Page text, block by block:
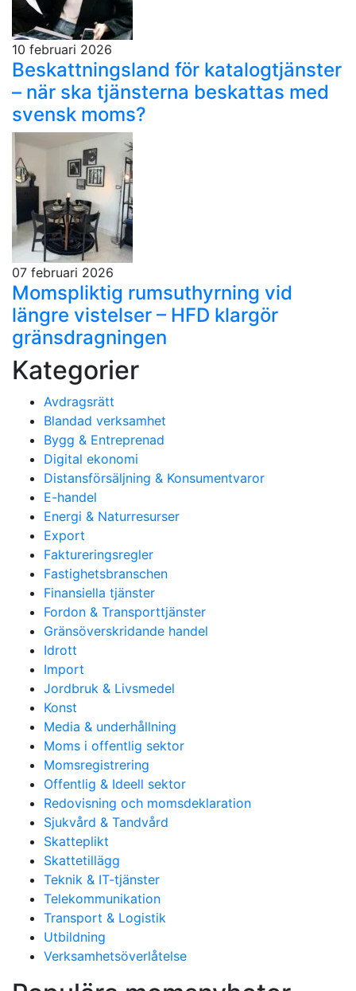
10 februari 2026
Beskattningsland för katalogtjänster
– när ska tjänsterna beskattas med
svensk moms?
07 februari 2026
Momspliktig rumsuthyrning vid
längre vistelser – HFD klargör
gränsdragningen
Kategorier
Avdragsrätt
Blandad verksamhet
Bygg & Entreprenad
Digital ekonomi
Distansförsäljning & Konsumentvaror
E-handel
Energi & Naturresurser
Export
Faktureringsregler
Fastighetsbranschen
Finansiella tjänster
Fordon & Transporttjänster
Gränsöverskridande handel
Idrott
Import
Jordbruk & Livsmedel
Konst
Media & underhållning
Moms i offentlig sektor
Momsregistrering
Offentlig & Ideell sektor
Redovisning och momsdeklaration
Sjukvård & Tandvård
Skatteplikt
Skattetillägg
Teknik & IT-tjänster
Telekommunikation
Transport & Logistik
Utbildning
Verksamhetsöverlåtelse